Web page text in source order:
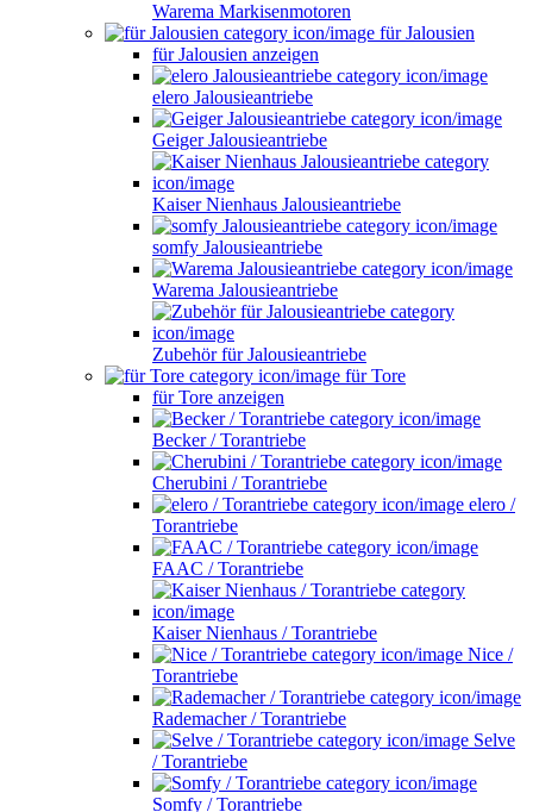
Warema Markisenmotoren
für Jalousien
für Jalousien anzeigen
elero Jalousieantriebe
Geiger Jalousieantriebe
Kaiser Nienhaus Jalousieantriebe
somfy Jalousieantriebe
Warema Jalousieantriebe
Zubehör für Jalousieantriebe
für Tore
für Tore anzeigen
Becker / Torantriebe
Cherubini / Torantriebe
elero /
Torantriebe
FAAC / Torantriebe
Kaiser Nienhaus / Torantriebe
Nice /
Torantriebe
Rademacher / Torantriebe
Selve
/ Torantriebe
Somfy / Torantriebe